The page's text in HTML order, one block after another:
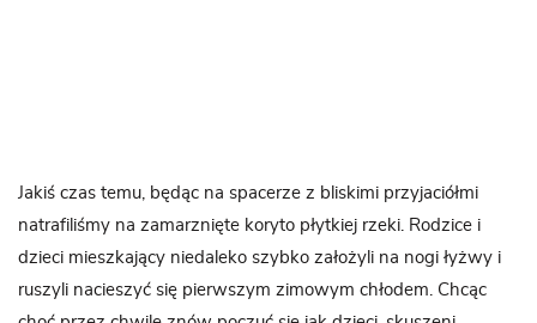
Jakiś czas temu, będąc na spacerze z bliskimi przyjaciółmi
natrafiliśmy na zamarznięte koryto płytkiej rzeki. Rodzice i
dzieci mieszkający niedaleko szybko założyli na nogi łyżwy i
ruszyli nacieszyć się pierwszym zimowym chłodem. Chcąc